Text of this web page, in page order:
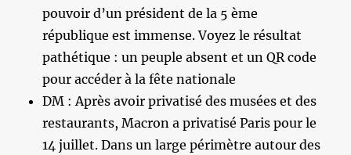
pouvoir d’un président de la 5 ème
république est immense. Voyez le résultat
pathétique : un peuple absent et un QR code
pour accéder à la fête nationale
DM : Après avoir privatisé des musées et des
restaurants, Macron a privatisé Paris pour le
14 juillet. Dans un large périmètre autour des